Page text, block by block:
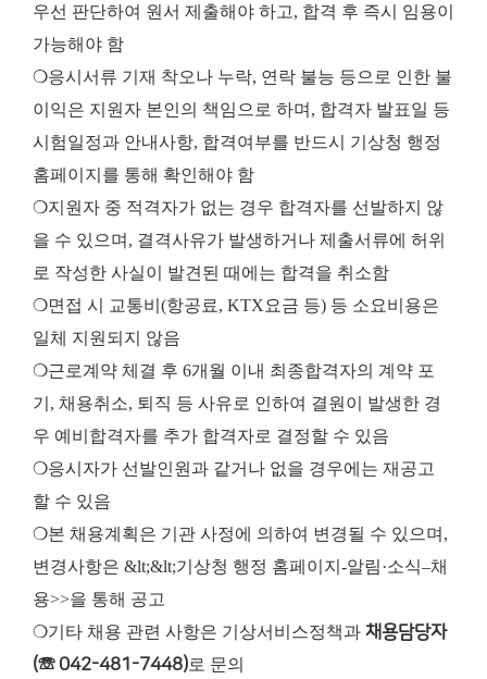
우선 판단하여 원서 제출해야 하고, 합격 후 즉시 임용이
가능해야 함
❍응시서류 기재 착오나 누락, 연락 불능 등으로 인한 불
이익은 지원자 본인의 책임으로 하며, 합격자 발표일 등
시험일정과 안내사항, 합격여부를 반드시 기상청 행정
홈페이지를 통해 확인해야 함
❍지원자 중 적격자가 없는 경우 합격자를 선발하지 않
을 수 있으며, 결격사유가 발생하거나 제출서류에 허위
로 작성한 사실이 발견된 때에는 합격을 취소함
❍면접 시 교통비(항공료, KTX요금 등) 등 소요비용은
일체 지원되지 않음
❍근로계약 체결 후 6개월 이내 최종합격자의 계약 포
기, 채용취소, 퇴직 등 사유로 인하여 결원이 발생한 경
우 예비합격자를 추가 합격자로 결정할 수 있음
❍응시자가 선발인원과 같거나 없을 경우에는 재공고
할 수 있음
❍본 채용계획은 기관 사정에 의하여 변경될 수 있으며,
변경사항은 &lt;&lt;기상청 행정 홈페이지-알림·소식–채
용>>을 통해 공고
❍기타 채용 관련 사항은 기상서비스정책과 채용담당자
(☏ 042-481-7448)로 문의